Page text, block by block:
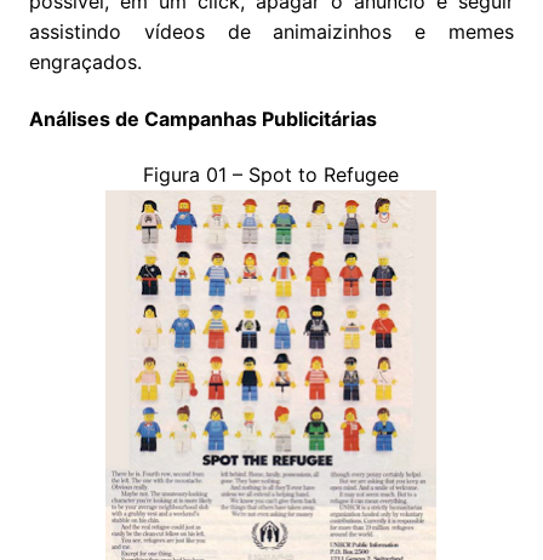
assistindo vídeos de animaizinhos e memes
engraçados.
Análises de Campanhas Publicitárias
Figura 01 – Spot to Refugee